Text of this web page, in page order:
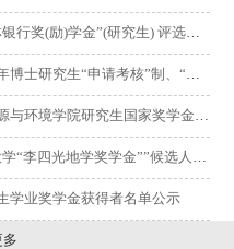
励)学金”(研究生) 评选工作的通知
请考核”制、“硕博连读”制招生实施细则
生国家奖学金拟获奖人选的通知（补充）
李四光地学奖学金””候选人公示
学业奖学金获得者名单公示
多